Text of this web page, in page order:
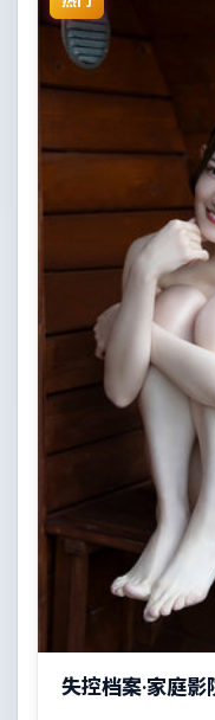
失控档案·家庭影